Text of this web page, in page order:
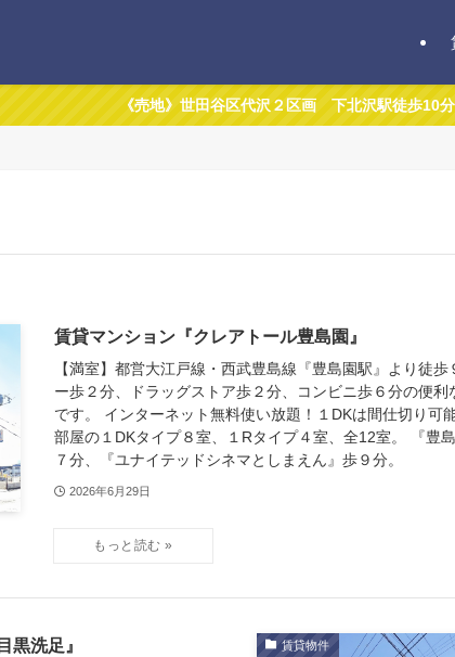
《売地》世田谷区代沢２区画 下北沢駅徒歩10分、池ノ上
賃貸マンション『クレアトール豊島園』
【満室】都営大江戸線・西武豊島線『豊島園駅』より徒
ー歩２分、ドラッグストア歩２分、コンビニ歩６分の便利
です。 インターネット無料使い放題！１DKは間仕切り可
部屋の１DKタイプ８室、１Rタイプ４室、全12室。 『豊
７分、『ユナイテッドシネマとしまえん』歩９分。
2026年6月29日
賃貸物件
黒洗足』